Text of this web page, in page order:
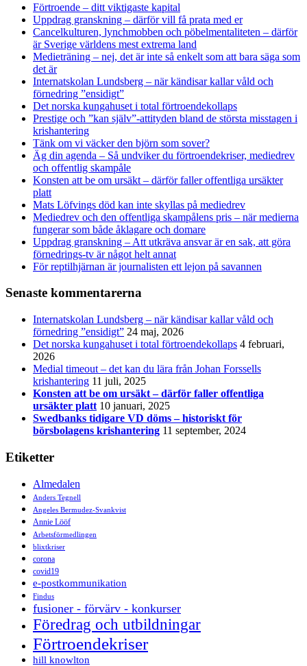
Förtroende – ditt viktigaste kapital
Uppdrag granskning – därför vill få prata med er
Cancelkulturen, lynchmobben och pöbelmentaliteten – därför
är Sverige världens mest extrema land
Medieträning – nej, det är inte så enkelt som att bara säga som
det är
Internatskolan Lundsberg – när kändisar kallar våld och
förnedring ”ensidigt”
Det norska kungahuset i total förtroendekollaps
Prestige och ”kan själv”-attityden bland de största misstagen i
krishantering
Tänk om vi väcker den björn som sover?
Äg din agenda – Så undviker du förtroendekriser, mediedrev
och offentlig skampåle
Konsten att be om ursäkt – därför faller offentliga ursäkter
platt
Mats Löfvings död kan inte skyllas på mediedrev
Mediedrev och den offentliga skampålens pris – när medierna
fungerar som både åklagare och domare
Uppdrag granskning – Att utkräva ansvar är en sak, att göra
förnedrings-tv är något helt annat
För reptilhjärnan är journalisten ett lejon på savannen
Senaste kommentarerna
Internatskolan Lundsberg – när kändisar kallar våld och
förnedring ”ensidigt” 24 maj, 2026
Det norska kungahuset i total förtroendekollaps 4 februari,
2026
Medial timeout – det kan du lära från Johan Forssells
krishantering 11 juli, 2025
Konsten att be om ursäkt – därför faller offentliga
ursäkter platt 10 januari, 2025
Swedbanks tidigare VD döms – historiskt för
börsbolagens krishantering 11 september, 2024
Etiketter
Almedalen
Anders Tegnell
Angeles Bermudez-Svankvist
Annie Lööf
Arbetsförmedlingen
blixtkriser
corona
covid19
e-postkommunikation
Findus
fusioner - förvärv - konkurser
Föredrag och utbildningar
Förtroendekriser
hill knowlton